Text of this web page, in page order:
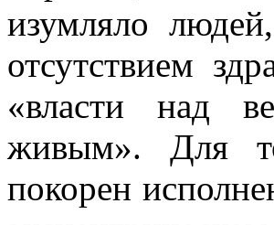
изумляло
отсутствием
«власти над
живым». Для
покорен